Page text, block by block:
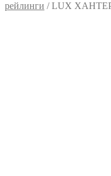
рейлинги / LUX ХАНТЕР